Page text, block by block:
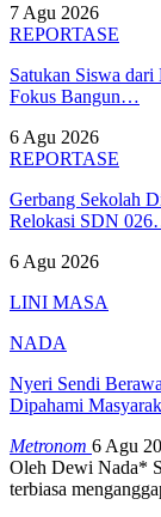
7 Agu 2026
REPORTASE
Satukan Siswa
Fokus Bangun…
6 Agu 2026
REPORTASE
Gerbang Sekolah
Relokasi SDN
6 Agu 2026
LINI MASA
NADA
Nyeri Sendi
Dipahami
Metronom 6 Agu
Oleh Dewi Nada*
terbiasa